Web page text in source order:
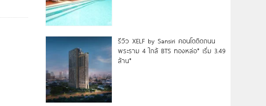
รีวิว XELF by Sansiri คอนโดติดถนน
พระราม 4 ใกล้ BTS ทองหล่อ* เริ่ม 3.49
ล้าน*